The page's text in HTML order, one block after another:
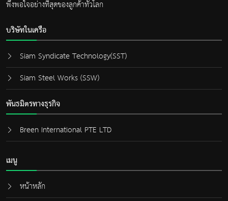
พึงพอใจอย่างที่สุดของลูกค้าทั่วโลก
บริษัทในเครือ
Siam Syndicate Technology(SST)
Siam Steel Works (SSW)
พันธมิตรทางธุรกิจ
Breen International PTE LTD
เมนู
หน้าหลัก